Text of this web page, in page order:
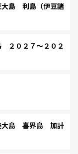
島 利島（伊豆諸
０２７～２０２
島 喜界島 加計